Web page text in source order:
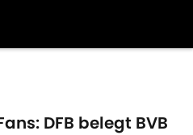
DFB belegt BVB